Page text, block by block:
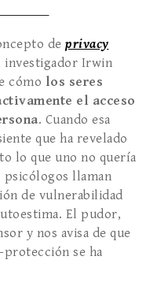
de privacy
investigador Irwin
cómo los seres
el acceso
. Cuando esa
que ha revelado
lo que uno no quería
psicólogos llaman
de vulnerabilidad
El pudor,
y nos avisa de que
se ha